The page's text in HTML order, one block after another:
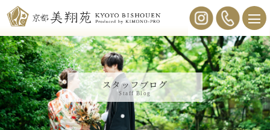
スタッフブログ
Staff Blog